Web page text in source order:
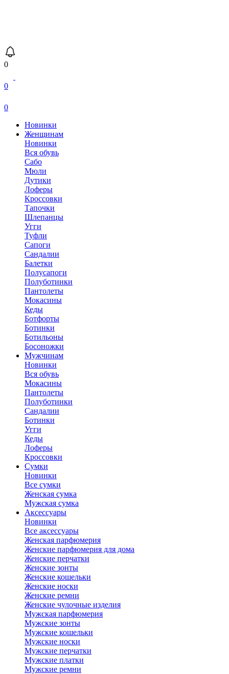
0
0
0
Новинки
Женщинам
Новинки
Вся обувь
Сабо
Мюли
Дутики
Лоферы
Кроссовки
Тапочки
Шлепанцы
Угги
Туфли
Сапоги
Сандалии
Балетки
Полусапоги
Полуботинки
Пантолеты
Мокасины
Кеды
Ботфорты
Ботинки
Ботильоны
Босоножки
Мужчинам
Новинки
Вся обувь
Мокасины
Пантолеты
Полуботинки
Сандалии
Ботинки
Угги
Кеды
Лоферы
Кроссовки
Сумки
Новинки
Все сумки
Женская сумка
Мужская сумка
Аксессуары
Новинки
Все аксессуары
Женская парфюмерия
Женские парфюмерия для дома
Женские перчатки
Женские зонты
Женские кошельки
Женские носки
Женские ремни
Женские чулочные изделия
Мужская парфюмерия
Мужские зонты
Мужские кошельки
Мужские носки
Мужские перчатки
Мужские платки
Мужские ремни